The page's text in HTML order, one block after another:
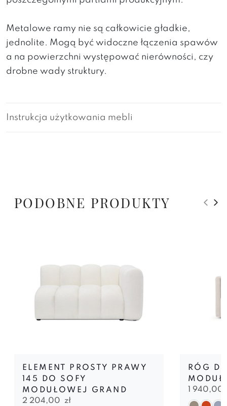
Metalowe ramy nie są całkowicie gładkie,
jednolite. Mogą być widoczne łączenia spawów
a na powierzchni występować nierówności, czy
drobne wady struktury.
Instrukcja użytkowania mebli
PODOBNE PRODUKTY
ELEMENT PROSTY PRAWY
145 DO SOFY
MODUŁOWEJ GRAND
2 204,00 zł
RÓG
1 940,00